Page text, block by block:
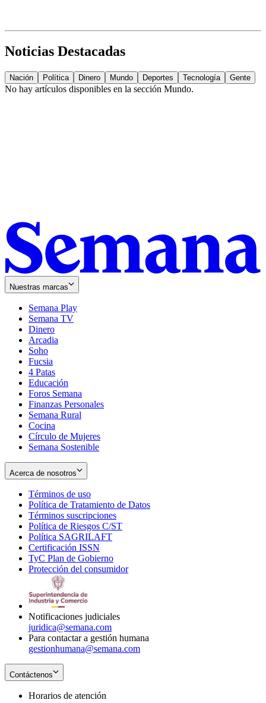
Noticias Destacadas
Nación Política Dinero Mundo Deportes Tecnología Gente
No hay artículos disponibles en la sección Mundo.
Nuestras marcas
Semana Play
Semana TV
Dinero
Arcadia
Soho
in
new
window
Fucsia
in
new
window
4 Patas
Educación
Foros Semana
Finanzas Personales
Semana Rural
Cocina
Círculo de Mujeres
Semana Sostenible
Acerca de nosotros
Términos de uso
in
new
window
Política de Tratamiento de Datos
Términos suscripciones
in
Política de Riesgos C/ST
Política SAGRILAFT
new
window
Certificación ISSN
in
new
TyC Plan de Gobierno
in
Protección del consumidorOpens
Notificaciones judiciales
juridica@semana.com
Para contactar a gestión humana
gestionhumana@semana.com
Contáctenos
Horarios de atención